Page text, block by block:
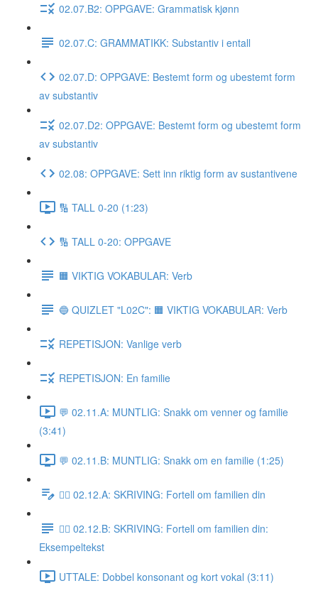
02.07.B2: OPPGAVE: Grammatisk kjønn
02.07.C: GRAMMATIKK: Substantiv i entall
02.07.D: OPPGAVE: Bestemt form og ubestemt form
av substantiv
02.07.D2: OPPGAVE: Bestemt form og ubestemt form
av substantiv
02.08: OPPGAVE: Sett inn riktig form av sustantivene
🔢 TALL 0-20 (1:23)
🔢 TALL 0-20: OPPGAVE
🟧 VIKTIG VOKABULAR: Verb
🔵 QUIZLET "L02C": 🟧 VIKTIG VOKABULAR: Verb
REPETISJON: Vanlige verb
REPETISJON: En familie
💬 02.11.A: MUNTLIG: Snakk om venner og familie
(3:41)
💬 02.11.B: MUNTLIG: Snakk om en familie (1:25)
✍🏼 02.12.A: SKRIVING: Fortell om familien din
✍🏼 02.12.B: SKRIVING: Fortell om familien din:
Eksempeltekst
UTTALE: Dobbel konsonant og kort vokal (3:11)